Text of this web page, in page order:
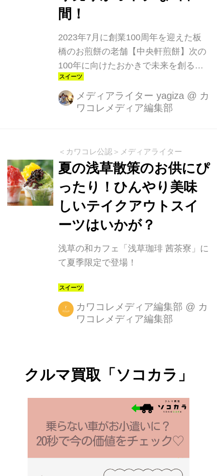
間！
2023年7月に創業100周年を迎えた板
橋のお煎餅の老舗【中央軒煎餅】次の
100年に向けたおかきで未来を創るプ
ロジェクト「サステナブル“おかき”ア
クション」を始動しました。プロジェ
クトの第1弾として、おかきの製造工
販売「GRAM Kakecco（グラム かけっ
こ）」を3日間限定（2023年11月2
日〜11月4日）で開催します。
メディアライター yagiza @ カ
ワコレメディア編集部
＜カワコレ公認＞メディアライター
夏の浅草散策のお供にぴ
ったり！ひんやり美味
しいテイクアウトスイ
ーツはいかが？
浅草の和カフェ「浅草珈琲 茜茶寮」に
て夏季限定で登場！
カワコレメディア編集部 @ カ
ワコレメディア編集部
クルマ買取「ソコカラ」